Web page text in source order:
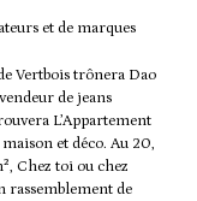
et de marques
Vertbois trônera Dao
de jeans
L’Appartement
et déco. Au 20,
Chez toi ou chez
rassemblement de